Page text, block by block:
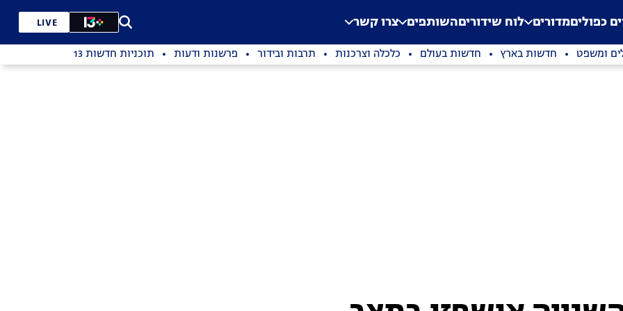
Application error: a
. כפוליםמדורים לוח שידוריםהשותפים צרו קשר LIVE
ומשפט חדשות בארץ חדשות בעולם כלכלה וצרכנות תרבות ובידור פרשנות ודעות תוכניות חדשות 13